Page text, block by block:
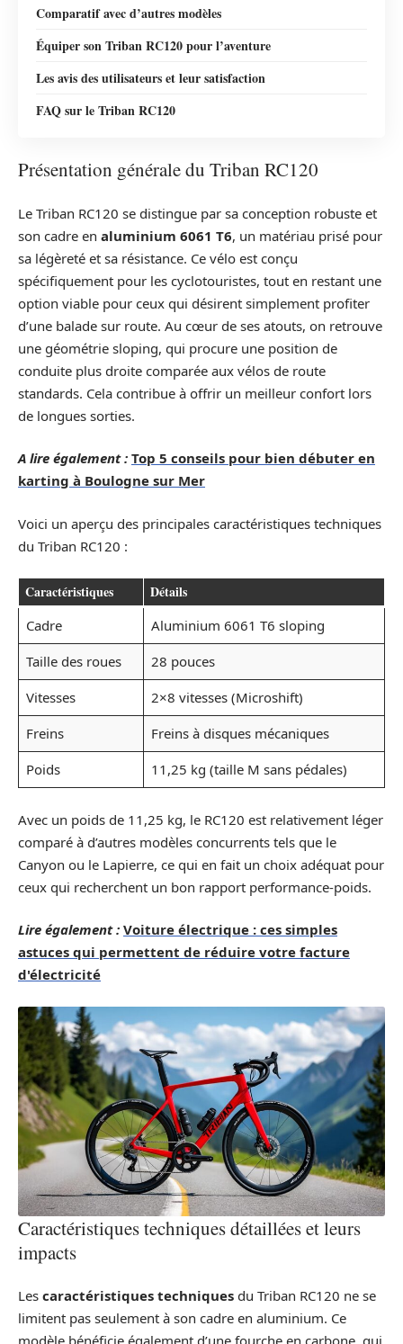
Comparatif avec d’autres modèles
Équiper son Triban RC120 pour l’aventure
Les avis des utilisateurs et leur satisfaction
FAQ sur le Triban RC120
Présentation générale du Triban RC120
Le Triban RC120 se distingue par sa conception robuste et
son cadre en aluminium 6061 T6, un matériau prisé pour
sa légèreté et sa résistance. Ce vélo est conçu
spécifiquement pour les cyclotouristes, tout en restant une
option viable pour ceux qui désirent simplement profiter
d’une balade sur route. Au cœur de ses atouts, on retrouve
une géométrie sloping, qui procure une position de
conduite plus droite comparée aux vélos de route
standards. Cela contribue à offrir un meilleur confort lors
de longues sorties.
A lire également : Top 5 conseils pour bien débuter en
karting à Boulogne sur Mer
Voici un aperçu des principales caractéristiques techniques
du Triban RC120 :
Caractéristiques Détails
Cadre
Aluminium 6061 T6 sloping
Taille des roues
28 pouces
Vitesses
2×8 vitesses (Microshift)
Freins
Freins à disques mécaniques
Poids
11,25 kg (taille M sans pédales)
Avec un poids de 11,25 kg, le RC120 est relativement léger
comparé à d’autres modèles concurrents tels que le
Canyon ou le Lapierre, ce qui en fait un choix adéquat pour
ceux qui recherchent un bon rapport performance-poids.
Lire également : Voiture électrique : ces simples
astuces qui permettent de réduire votre facture
d'électricité
Caractéristiques techniques détaillées et leurs
impacts
Les caractéristiques techniques du Triban RC120 ne se
limitent pas seulement à son cadre en aluminium. Ce